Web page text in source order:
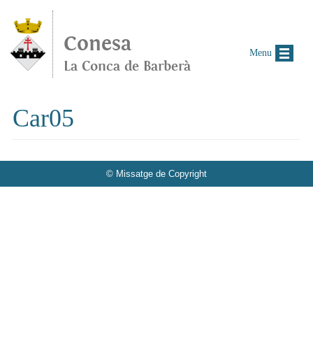
Conesa
La Conca de Barberà
Car05
© Missatge de Copyright
Menu